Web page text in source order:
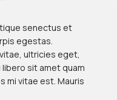
senectus et
egestas.
ultricies eget,
sit amet quam
mi vitae est. Mauris